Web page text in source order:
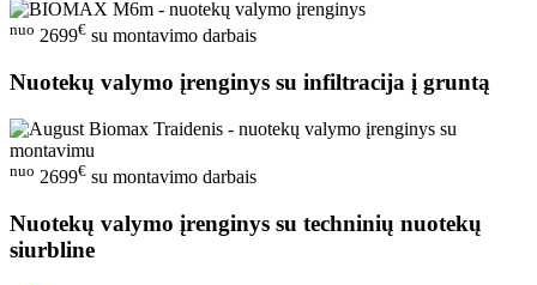
nuo 2699€ su montavimo darbais
Nuotekų valymo įrenginys su infiltracija į gruntą
nuo 2699€ su montavimo darbais
Nuotekų valymo įrenginys su techninių nuotekų
siurbline